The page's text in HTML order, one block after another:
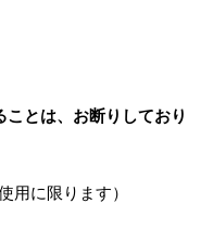
とは、お断りしており
用に限ります）